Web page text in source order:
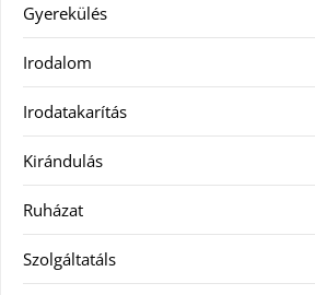
Gyerekülés
Irodalom
Irodatakarítás
Kirándulás
Ruházat
Szolgáltatáls